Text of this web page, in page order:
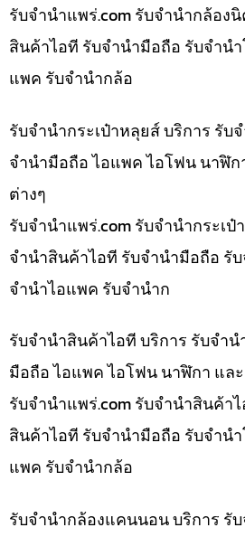
รับจํานําแพร่.com รับจำนำกล้อง
สินค้าไอที รับจำนำมือถือ รับจำน
แพค รับจำนำกล้อ
รับจำนำกระเป๋าหลุยส์ บริการ รับ
จำนำมือถือ ไอแพค ไอโฟน นาฬิ
ต่างๆ
รับจํานําแพร่.com รับจำนำกระเป๋
จำนำสินค้าไอที รับจำนำมือถือ รั
จำนำไอแพค รับจำนำก
รับจำนำสินค้าไอที บริการ รับจำ
มือถือ ไอแพค ไอโฟน นาฬิกา แล
รับจํานําแพร่.com รับจำนำสินค้า
สินค้าไอที รับจำนำมือถือ รับจำน
แพค รับจำนำกล้อ
รับจำนำกล้องแคนนอน บริการ รั